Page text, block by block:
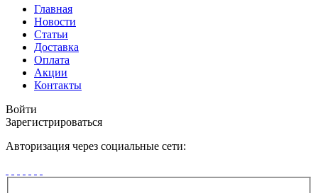
Главная
Новости
Статьи
Доставка
Оплата
Акции
Контакты
Войти
Зарегистрироваться
Авторизация через социальные сети: